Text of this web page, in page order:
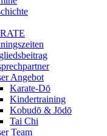
Angebot
Karate-Dō
Kindertraining
Kobudō & Jōdō
Tai Chi
Team